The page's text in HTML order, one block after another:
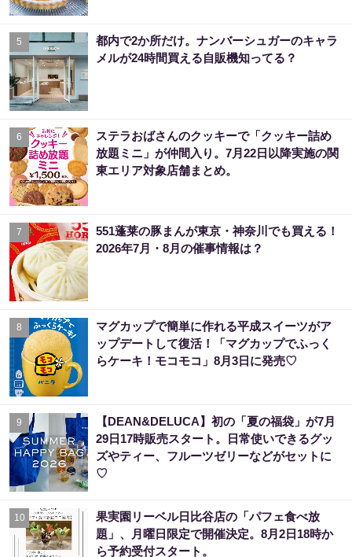
5
都内で2か所だけ。ナンバーシュガーのキャラ
メルが24時間買える自販機知ってる？
6
ステラおばさんのクッキーで「クッキー詰め
放題ミニ」が仲間入り。7月22日以降実施の関
東エリア対象店舗まとめ。
7
551蓬莱の豚まんが東京・神奈川でも買える！
2026年7月・8月の催事情報は？
8
マグカップで簡単に作れる平成スイーツがア
ップデートして復活！「マグカップでふっく
らケーキ！モコモコ」8月3日に発売♡
9
【DEAN&DELUCA】初の「夏の福袋」が7月
29日17時販売スタート。日常使いできるグッ
ズやティー、フルーツゼリーなどがセットに
♡
10
果実園リーベル日比谷店の「パフェ食べ放
題」、月曜日限定で開催決定。8月2日18時か
ら予約受付スタート。